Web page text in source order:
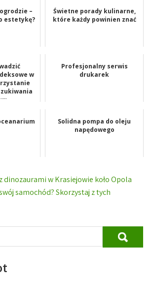
–
estetykę?
Świetne porady kulinarne,
które każdy powinien znać
w
Profesjonalny serwis
drukarek
Solidna pompa do oleju
napędowego
dinozaurami w Krasiejowie koło Opola
samochód? Skorzystaj z tych